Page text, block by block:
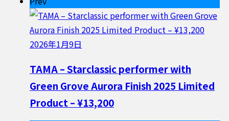
2026年1月9日
TAMA – Starclassic performer with
Green Grove Aurora Finish 2025 Limited
Product – ¥13,200